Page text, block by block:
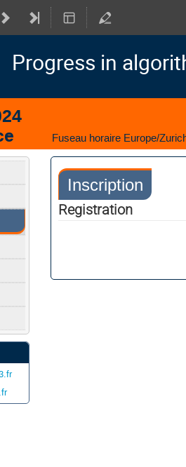
Progress in
Fuseau horaire Europe/
Inscription
Registration